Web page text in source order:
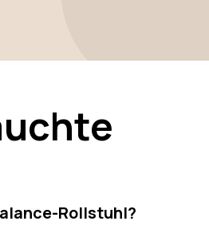
Rollstuhl?